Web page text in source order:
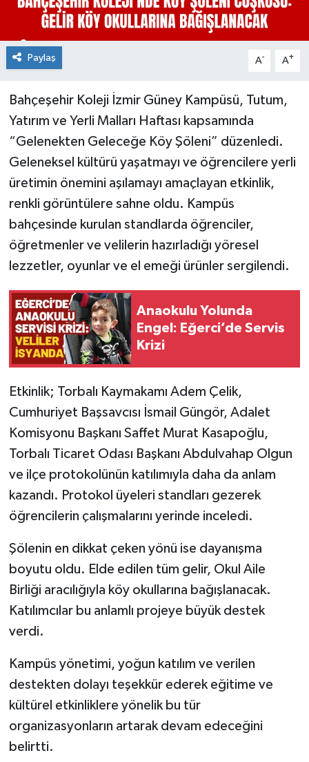
Paylaş A- A+
Bahçeşehir Koleji İzmir Güney Kampüsü, Tutum,
Yatırım ve Yerli Malları Haftası kapsamında
“Gelenekten Geleceğe Köy Şöleni” düzenledi.
Geleneksel kültürü yaşatmayı ve öğrencilere yerli
üretimin önemini aşılamayı amaçlayan etkinlik,
renkli görüntülere sahne oldu. Kampüs
bahçesinde kurulan standlarda öğrenciler,
öğretmenler ve velilerin hazırladığı yöresel
lezzetler, oyunlar ve el emeği ürünler sergilendi.
Anaokulu Yolunda
Engel: Eğerci’de Servis
Krizi
Etkinlik; Torbalı Kaymakamı Adem Çelik,
Cumhuriyet Başsavcısı İsmail Güngör, Adalet
Komisyonu Başkanı Saffet Murat Kasapoğlu,
Torbalı Ticaret Odası Başkanı Abdulvahap Olgun
ve ilçe protokolünün katılımıyla daha da anlam
kazandı. Protokol üyeleri standları gezerek
öğrencilerin çalışmalarını yerinde inceledi.
Şölenin en dikkat çeken yönü ise dayanışma
boyutu oldu. Elde edilen tüm gelir, Okul Aile
Birliği aracılığıyla köy okullarına bağışlanacak.
Katılımcılar bu anlamlı projeye büyük destek
verdi.
Kampüs yönetimi, yoğun katılım ve verilen
destekten dolayı teşekkür ederek eğitime ve
kültürel etkinliklere yönelik bu tür
organizasyonların artarak devam edeceğini
belirtti.